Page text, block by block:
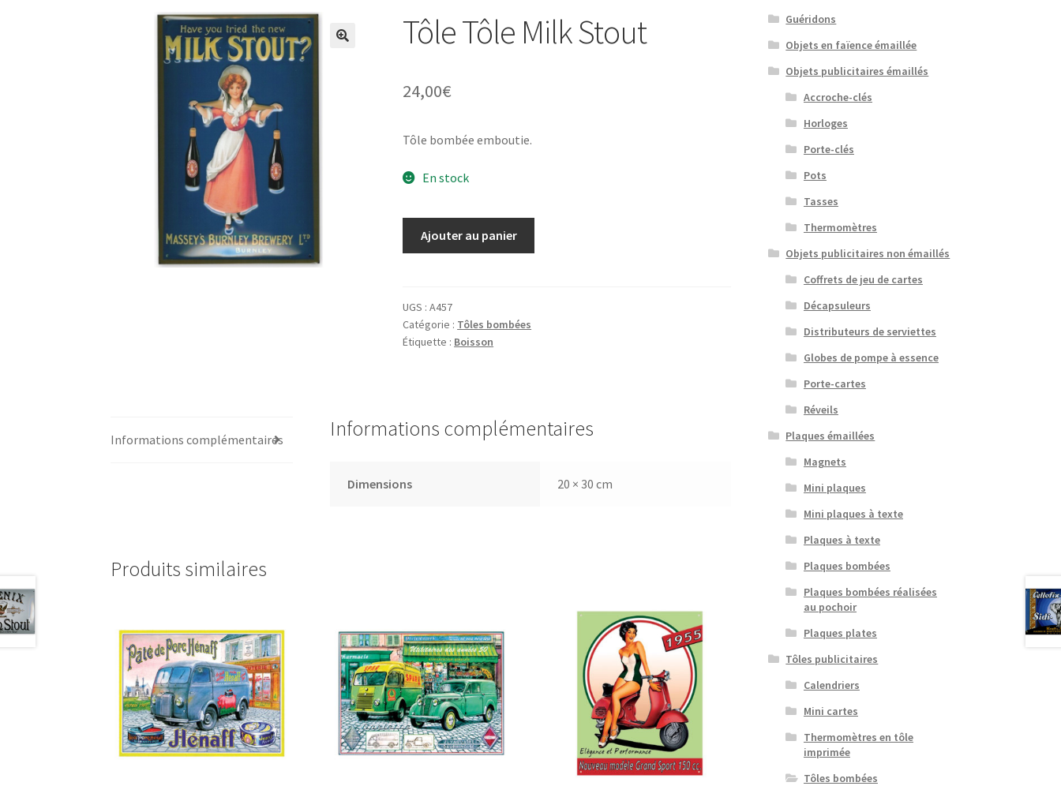
Tôle Tôle Milk Stout
24,00€
Tôle bombée emboutie.
En stock
Milk
Stout
Ajouter au panier
UGS :A457
Catégorie : Tôles bombées
Étiquette : Boisson
Informations complémentaires Informations complémentaires
Dimensions 20 × 30 cm
Produits similaires
Guéridons
Objets en faïence émaillée
Objets publicitaires émaillés
Accroche-clés
Horloges
Porte-clés
Pots
Tasses
Thermomètres
Objets publicitaires non émaillés
Coffrets de jeu de cartes
Décapsuleurs
Distributeurs de serviettes
Globes de pompe à essence
Porte-cartes
Réveils
Plaques émaillées
Magnets
Mini plaques
Mini plaques à texte
Plaques à texte
Plaques bombées
Plaques bombées réalisées
au pochoir
Plaques plates
Tôles publicitaires
Calendriers
Mini cartes
Thermomètres en tôle
imprimée
Tôles bombées